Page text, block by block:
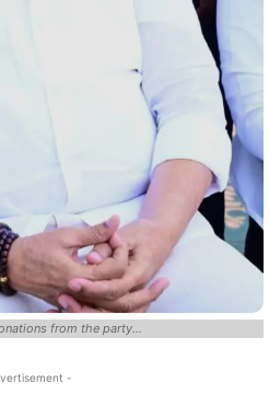
from the party...
-